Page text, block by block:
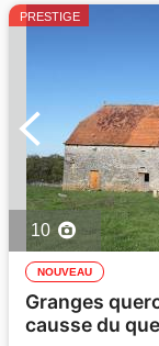
PRESTIGE
10
NOUVEAU
Granges
causse du